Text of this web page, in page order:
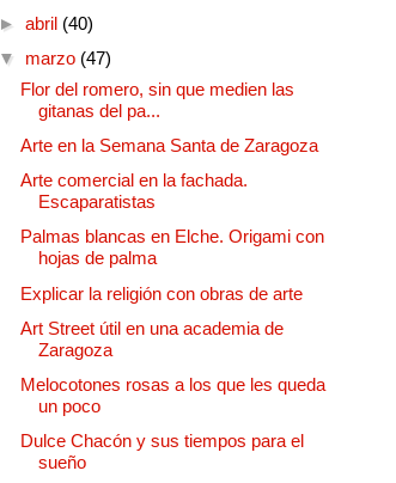
► abril (40)
▼ marzo (47)
Flor del romero, sin que medien las
gitanas del pa...
Arte en la Semana Santa de Zaragoza
Arte comercial en la fachada.
Escaparatistas
Palmas blancas en Elche. Origami con
hojas de palma
Explicar la religión con obras de arte
Art Street útil en una academia de
Zaragoza
Melocotones rosas a los que les queda
un poco
Dulce Chacón y sus tiempos para el
sueño